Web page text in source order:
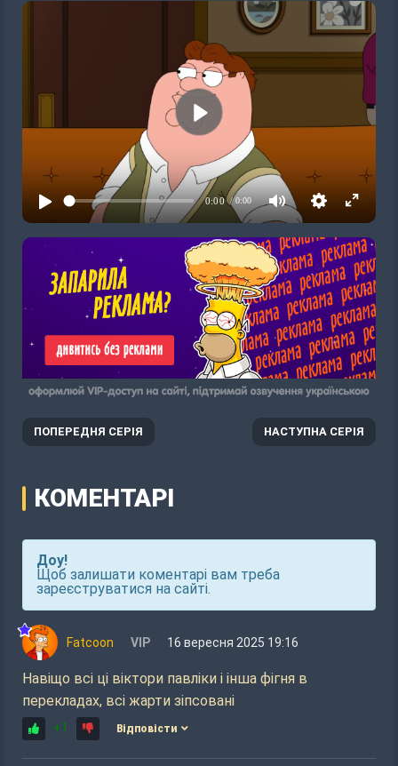
ПОПЕРЕДНЯ СЕРІЯ НАСТУПНА СЕРІЯ
КОМЕНТАРІ
Доу!
Щоб залишати коментарі вам треба
зареєструватися на сайті.
Fatcoon VIP 16 вересня 2025 19:16
Навіщо всі ці віктори павліки і інша фігня в
перекладах, всі жарти зіпсовані
+1 Відповісти